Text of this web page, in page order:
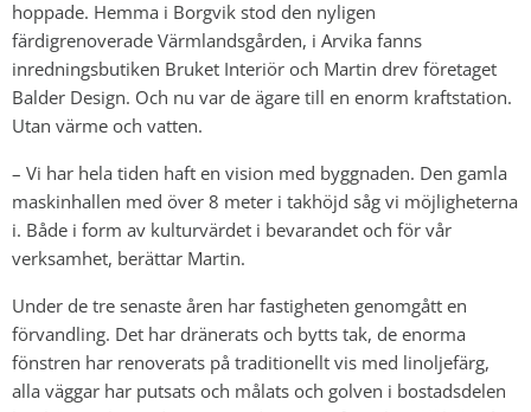
hoppade. Hemma i Borgvik stod den nyligen
färdigrenoverade Värmlandsgården, i Arvika fanns
inredningsbutiken Bruket Interiör och Martin drev företaget
Balder Design. Och nu var de ägare till en enorm kraftstation.
Utan värme och vatten.
– Vi har hela tiden haft en vision med byggnaden. Den gamla
maskinhallen med över 8 meter i takhöjd såg vi möjligheterna
i. Både i form av kulturvärdet i bevarandet och för vår
verksamhet, berättar Martin.
Under de tre senaste åren har fastigheten genomgått en
förvandling. Det har dränerats och bytts tak, de enorma
fönstren har renoverats på traditionellt vis med linoljefärg,
alla väggar har putsats och målats och golven i bostadsdelen